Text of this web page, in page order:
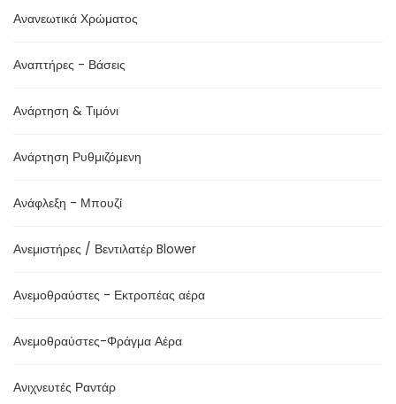
Ανανεωτικά Χρώματος
Αναπτήρες - Βάσεις
Ανάρτηση & Τιμόνι
Ανάρτηση Ρυθμιζόμενη
Ανάφλεξη - Μπουζί
Ανεμιστήρες / Βεντιλατέρ Blower
Ανεμοθραύστες - Εκτροπέας αέρα
Ανεμοθραύστες-Φράγμα Αέρα
Ανιχνευτές Ραντάρ